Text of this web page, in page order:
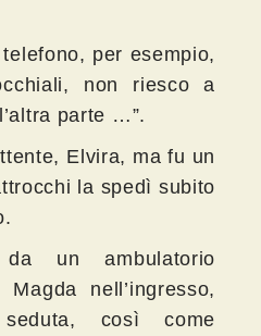
per esempio,
non riesco a
parte …”.
Elvira, ma fu un
la spedì subito
un ambulatorio
Magda nell’ingresso,
seduta, così come